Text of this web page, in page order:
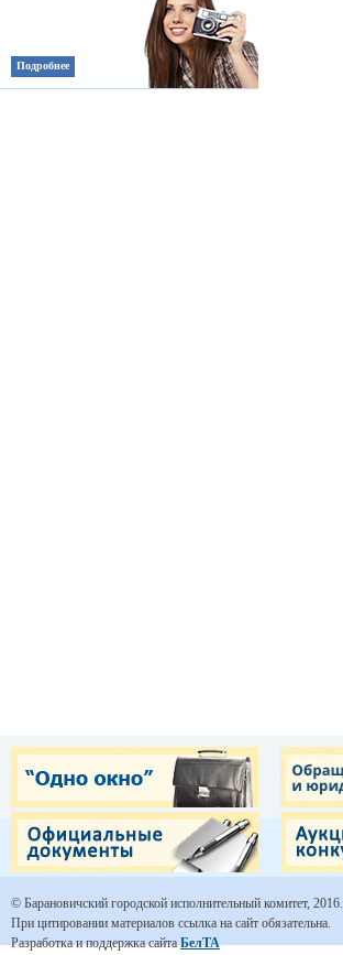
Подробнее
© Барановичский городской исполнительный комитет, 2016.
При цитировании материалов ссылка на сайт обязательна.
Разработка и поддержка сайтаБелТА